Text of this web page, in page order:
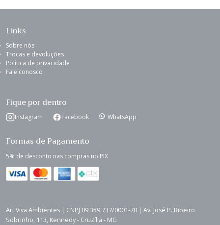
Links
Sobre nós
Trocas e devoluções
Política de privacidade
Fale conosco
Fique por dentro
Instagram Facebook WhatsApp
Formas de Pagamento
5% de desconto nas compras no PIX
Art Viva Ambientes | CNPJ 09.359.737/0001-70 | Av. José P. Ribeiro
Sobrinho, 113, Kennedy - Cruzília - MG